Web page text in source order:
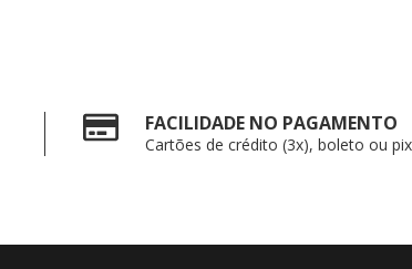
FACILIDADE NO PAGAMENTO
Cartões de crédito (3x), boleto ou pix